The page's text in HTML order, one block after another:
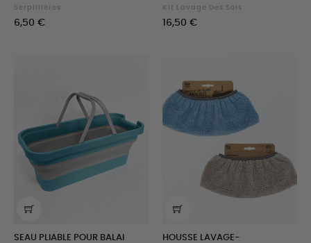
Serpillières
Prix
6,50 €
Kit Lavage Des Sols
Prix
16,50 €
SEAU PLIABLE POUR BALAI
HOUSSE LAVAGE-